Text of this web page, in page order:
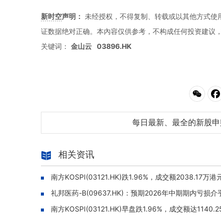
新时空声明： 未经授权，不得复制、转载或以其他方式
证数据绝对正确。本內容仅供参考，不构成任何投资建议
关键词： 金山云 03896.HK
每日最新、最全的新股
相关资讯
南方KOSPI(03121.HK)跌1.96%，成交额2038.17万港
礼邦医药-B(09637.HK)：预期2026年中期期内亏损介
南方KOSPI(03121.HK)早盘跌1.96%，成交额达